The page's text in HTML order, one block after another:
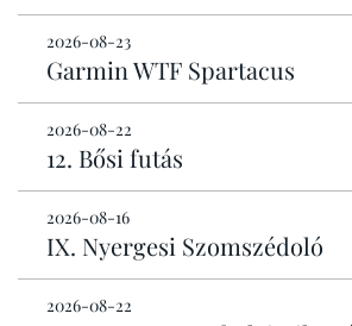
2026-08-23
Garmin WTF Spartacus
2026-08-22
12. Bősi futás
2026-08-16
IX. Nyergesi Szomszédoló
2026-08-22